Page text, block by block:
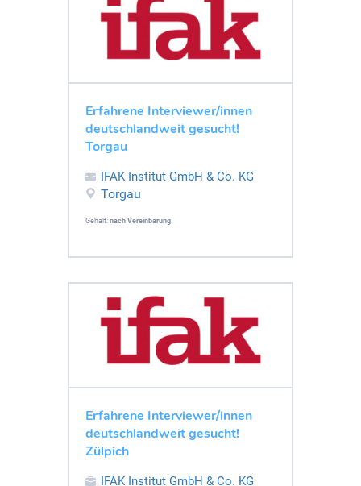
Erfahrene Interviewer/innen
deutschlandweit gesucht!
Torgau
IFAK Institut GmbH & Co. KG
Torgau
Gehalt: nach Vereinbarung
Erfahrene Interviewer/innen
deutschlandweit gesucht!
Zülpich
IFAK Institut GmbH & Co. KG